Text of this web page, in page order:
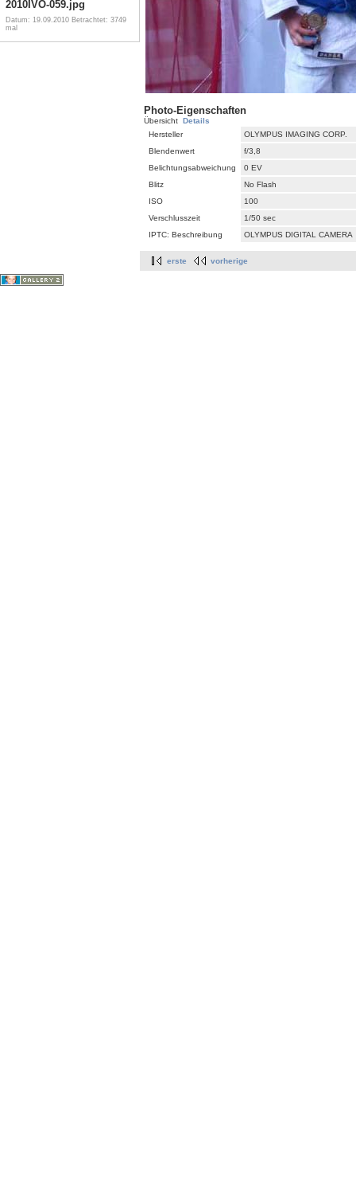
2010IVO-059.jpg
Datum: 19.09.2010 Betrachtet: 3749
mal
Photo-Eigenschaften
Übersicht Details
Hersteller
OLYMPUS IMAGING CORP.
Blendenwert
f/3,8
Belichtungsabweichung
0 EV
Blitz
No Flash
ISO
100
Verschlusszeit
1/50 sec
IPTC: Beschreibung
OLYMPUS DIGITAL CAMERA
erste vorherige